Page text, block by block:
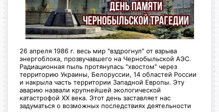
26 апреля 1986 г. весь мир "вздрогнул" от взрыва
энергоблока, прозвучавшего на Чернобыльской АЭС.
Радиационная пыль протянулась "хвостом" через
территорию Украины, Белоруссии, 14 областей России
и накрыла часть территории Западной Европы. Эту
аварию назвали крупнейшей экологической
катастрофой ХХ века. Этот день заставляет нас
задуматься о возможных последствиях деятельности